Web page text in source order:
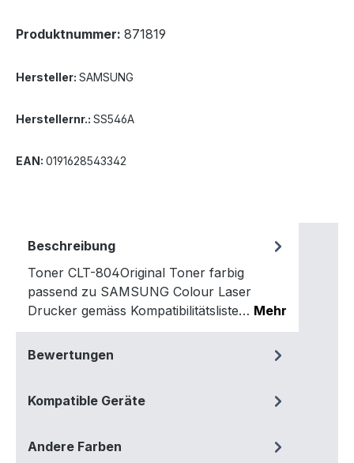
Produktnummer: 871819
Hersteller: SAMSUNG
Herstellernr.: SS546A
EAN: 0191628543342
Beschreibung
Toner CLT-804Original Toner farbig
passend zu SAMSUNG Colour Laser
Drucker gemäss Kompatibilitätsliste… Mehr
Bewertungen
Kompatible Geräte
Andere Farben